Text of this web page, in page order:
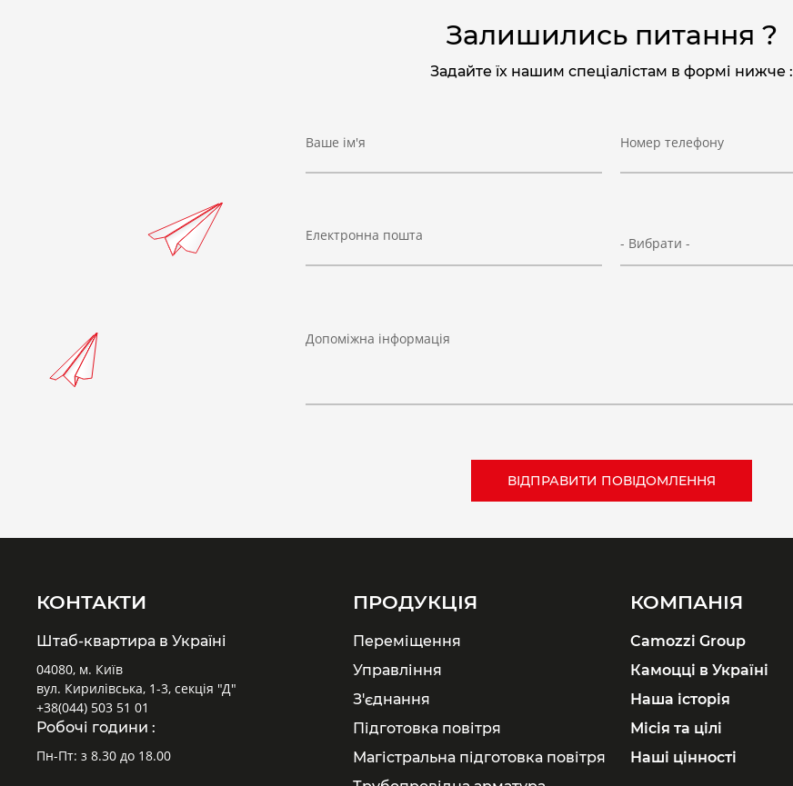
Залишились питання ?
Задайте їх нашим спеціалістам в формі нижче :
Ваше ім'я Номер телефону
Електронна пошта - Вибрати -
Допоміжна інформація
КОНТАКТИ
Штаб-квартира в Україні
04080, м. Київ
вул. Кирилівська, 1-3, секція "Д"
+38(044) 503 51 01
Робочі години :
Пн-Пт: з 8.30 до 18.00
ПРОДУКЦІЯ
Переміщення
Управління
З'єднання
Підготовка повітря
Магістральна підготовка повітря
КОМПАНІЯ
Camozzi Group
Камоцці в Україні
Наша історія
Місія та цілі
Наші цінності